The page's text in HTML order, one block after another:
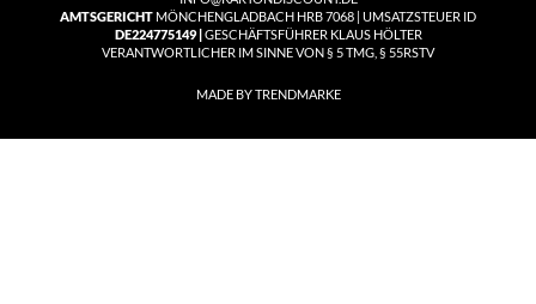
AMTSGERICHT MÖNCHENGLADBACH HRB 7068 | UMSATZSTEUER ID
DE224775149 | GESCHÄFTSFÜHRER KLAUS HÖLTER
VERANTWORTLICHER IM SINNE VON § 5 TMG, § 55RSTV
MADE BY TRENDMARKE